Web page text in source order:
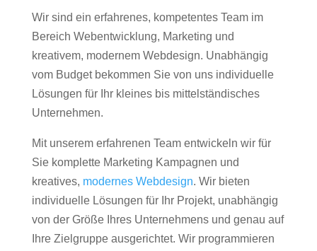
Wir sind ein erfahrenes, kompetentes Team im
Bereich Webentwicklung, Marketing und
kreativem, modernem Webdesign. Unabhängig
vom Budget bekommen Sie von uns individuelle
Lösungen für Ihr kleines bis mittelständisches
Unternehmen.
Mit unserem erfahrenen Team entwickeln wir für
Sie komplette Marketing Kampagnen und
kreatives, modernes Webdesign. Wir bieten
individuelle Lösungen für Ihr Projekt, unabhängig
von der Größe Ihres Unternehmens und genau auf
Ihre Zielgruppe ausgerichtet. Wir programmieren